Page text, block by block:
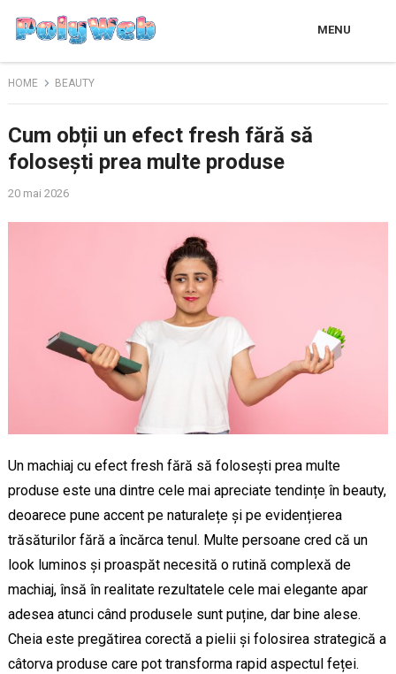
MENU
HOME BEAUTY
Cum obții un efect fresh fără să
folosești prea multe produse
20 mai 2026
Un machiaj cu efect fresh fără să folosești prea multe
produse este una dintre cele mai apreciate tendințe în beauty,
deoarece pune accent pe naturalețe și pe evidențierea
trăsăturilor fără a încărca tenul. Multe persoane cred că un
look luminos și proaspăt necesită o rutină complexă de
machiaj, însă în realitate rezultatele cele mai elegante apar
adesea atunci când produsele sunt puține, dar bine alese.
Cheia este pregătirea corectă a pielii și folosirea strategică a
câtorva produse care pot transforma rapid aspectul feței.